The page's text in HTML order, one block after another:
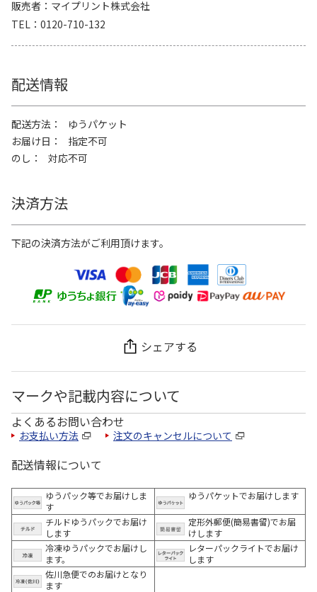
販売者
マイプリント株式会社
TEL
0120-710-132
配送情報
配送方法
ゆうパケット
お届け日
指定不可
のし
対応不可
決済方法
下記の決済方法がご利用頂けます。
シェアする
マークや記載内容について
よくあるお問い合わせ
お支払い方法 注文のキャンセルについて
配送情報について
ゆうパック等でお届けしま
す
ゆうパケットでお届けします
チルドゆうパックでお届け
します
定形外郵便(簡易書留)でお届
けします
冷凍ゆうパックでお届けし
ます。
レターパックライトでお届け
します
佐川急便でのお届けとなり
ます